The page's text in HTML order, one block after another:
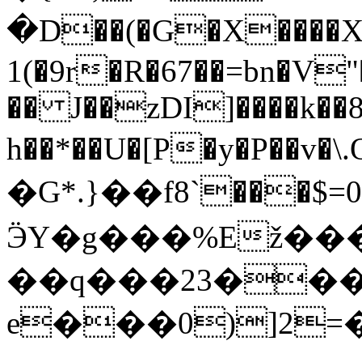
1(�9r
��
h��*��U�[P
ӬY�g���%E